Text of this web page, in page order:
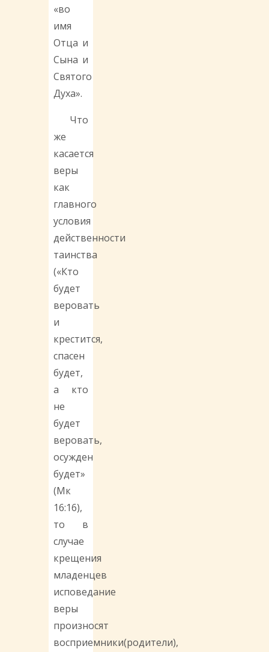
«во
имя
Отца и
Сына и
Святого
Духа».
Что
же
касается
веры
как
главного
условия
действенности
таинства
(«Кто
будет
веровать
и
крестится,
спасен
будет,
а кто
не
будет
веровать,
осужден
будет»
(Мк
16:16),
то в
случае
крещения
младенцев
исповедание
веры
произносят
восприемники(родители),